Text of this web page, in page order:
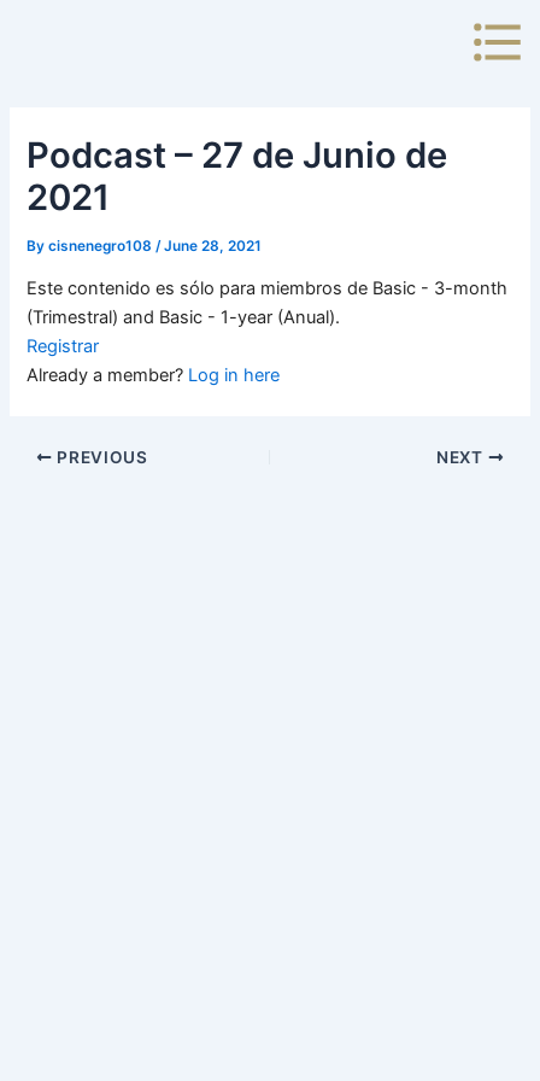
Podcast – 27 de Junio de
2021
Bycisnenegro108 /June 28, 2021
Este contenido es sólo para miembros de Basic - 3-month
(Trimestral) and Basic - 1-year (Anual).
Registrar
Already a member? Log in here
PREVIOUS NEXT